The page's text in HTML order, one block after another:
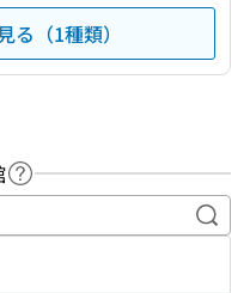
る（1種類）
ヘルプページへのリンク
キ